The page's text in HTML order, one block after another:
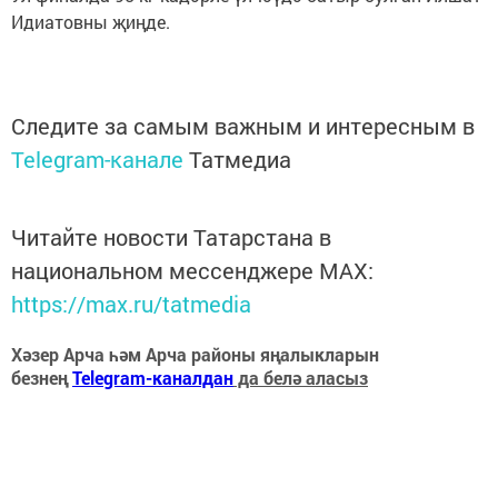
Идиатовны җиңде.
Следите за самым важным и интересным в
Telegram-канале Татмедиа
Читайте новости Татарстана в
национальном мессенджере MАХ:
https://max.ru/tatmedia
Хәзер Арча һәм Арча районы яңалыкларын
безнеңTelegram-каналданда белә аласыз